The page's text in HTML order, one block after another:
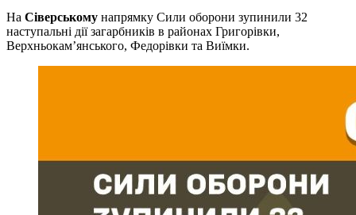
На Сіверському напрямку Сили оборони зупинили 32
наступальні дії загарбників в районах Григорівки,
Верхньокам’янського, Федорівки та Виїмки.